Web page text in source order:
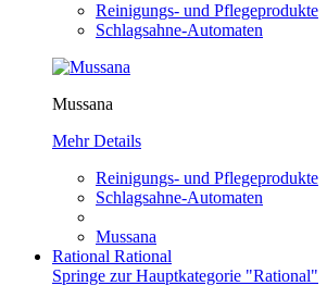
Reinigungs- und Pflegeprodukte
Schlagsahne-Automaten
Mussana
Mehr Details
Reinigungs- und Pflegeprodukte
Schlagsahne-Automaten
Mussana
Rational Rational
Springe zur Hauptkategorie "Rational"